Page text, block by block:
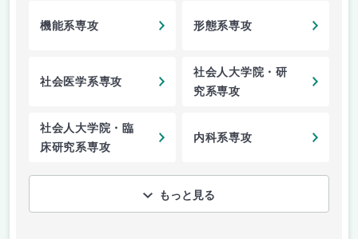
機能系専攻 形態系専攻
社会医学系専攻
社会人大学院・研
究系専攻
社会人大学院・臨
床研究系専攻
内科系専攻
もっと見る